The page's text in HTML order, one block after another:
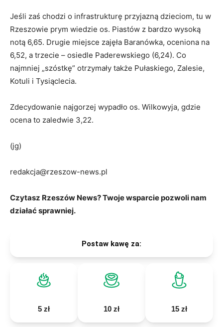
Jeśli zaś chodzi o infrastrukturę przyjazną dzieciom, tu w
Rzeszowie prym wiedzie os. Piastów z bardzo wysoką
notą 6,65. Drugie miejsce zajęła Baranówka, oceniona na
6,52, a trzecie – osiedle Paderewskiego (6,24). Co
najmniej „szóstkę” otrzymały także Pułaskiego, Zalesie,
Kotuli i Tysiąclecia.
Zdecydowanie najgorzej wypadło os. Wilkowyja, gdzie
ocena to zaledwie 3,22.
(jg)
redakcja@rzeszow-news.pl
Czytasz Rzeszów News? Twoje wsparcie pozwoli nam
działać sprawniej.
Postaw kawę za:
5 zł 10 zł 15 zł